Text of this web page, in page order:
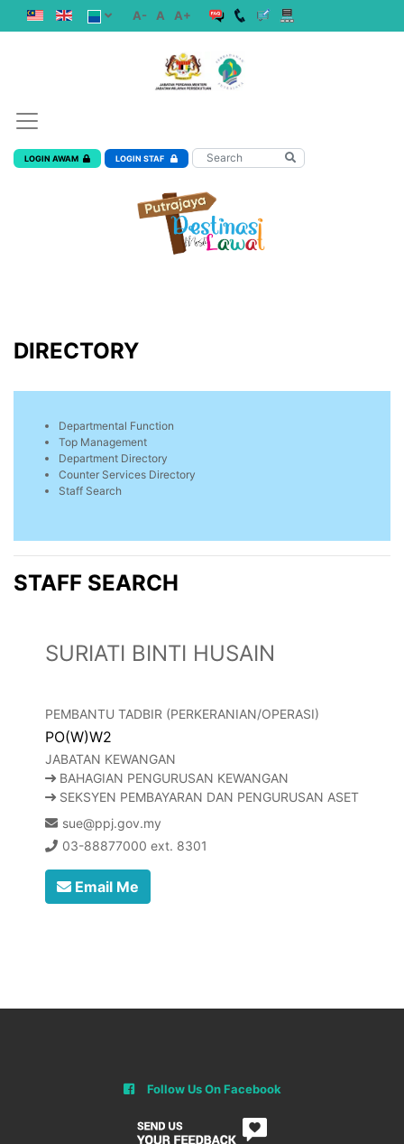
A- A A+
LOGIN AWAM LOGIN STAF
DIRECTORY
Departmental Function
Top Management
Department Directory
Counter Services Directory
Staff Search
STAFF SEARCH
SURIATI BINTI HUSAIN
PEMBANTU TADBIR (PERKERANIAN/OPERASI)
PO(W)W2
JABATAN KEWANGAN
BAHAGIAN PENGURUSAN KEWANGAN
SEKSYEN PEMBAYARAN DAN PENGURUSAN ASET
sue@ppj.gov.my
03-88877000 ext. 8301
Email Me
Follow Us On Facebook